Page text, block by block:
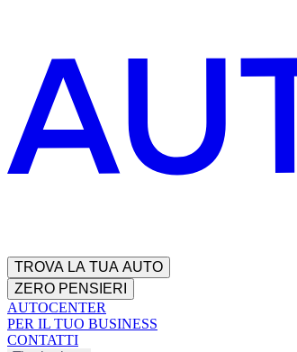
TROVA LA TUA AUTO
ZERO PENSIERI
AUTOCENTER
PER IL TUO BUSINESS
CONTATTI